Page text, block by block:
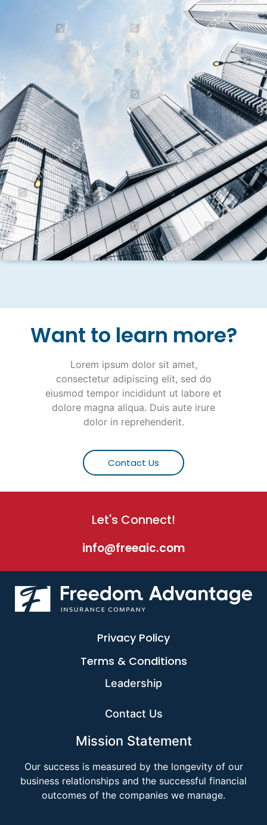
Want to learn more?
Lorem ipsum dolor sit amet,
consectetur adipiscing elit, sed do
eiusmod tempor incididunt ut labore et
dolore magna aliqua. Duis aute irure
dolor in reprehenderit.
Contact Us
Let's Connect!
info@freeaic.com
Privacy Policy
Terms & Conditions
Leadership
Contact Us
Mission Statement
Our success is measured by the longevity of our
business relationships and the successful financial
outcomes of the companies we manage.